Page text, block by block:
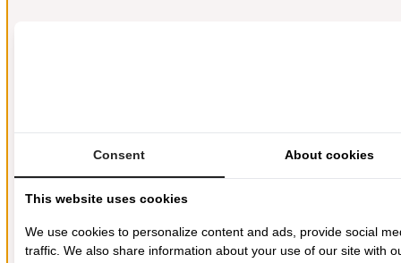
Consent About cookies
This website uses cookies
We use cookies to personalize content and ads, provide social
traffic. We also share information about your use of our site with